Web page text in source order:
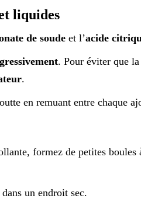
liquides
de soudeet l’acide
. Pour éviter que
.
en remuant entre chaque
formez de petites boules
un endroit sec.